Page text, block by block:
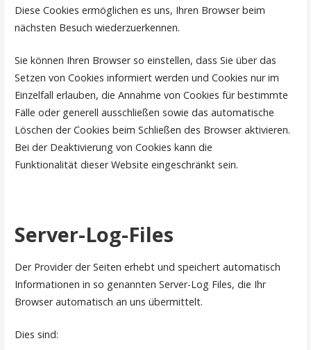
Diese Cookies ermöglichen es uns, Ihren Browser beim
nächsten Besuch wiederzuerkennen.
Sie können Ihren Browser so einstellen, dass Sie über das
Setzen von Cookies informiert werden und Cookies nur im
Einzelfall erlauben, die Annahme von Cookies für bestimmte
Fälle oder generell ausschließen sowie das automatische
Löschen der Cookies beim Schließen des Browser aktivieren.
Bei der Deaktivierung von Cookies kann die
Funktionalität dieser Website eingeschränkt sein.
Server-Log-Files
Der Provider der Seiten erhebt und speichert automatisch
Informationen in so genannten Server-Log Files, die Ihr
Browser automatisch an uns übermittelt.
Dies sind: